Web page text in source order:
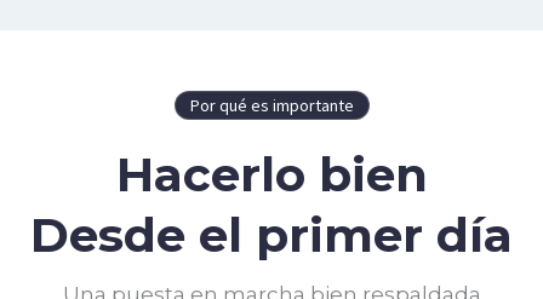
Por qué es importante
Hacerlo bien
Desde el primer día